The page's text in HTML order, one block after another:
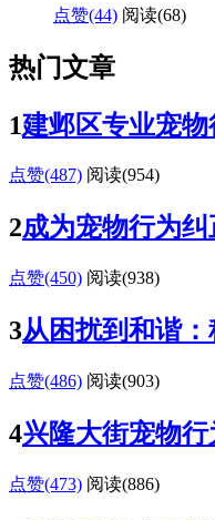
点赞(44) 阅读(68)
热门文章
1建邺区专业宠
点赞(487) 阅读(954)
2成为宠物行为
点赞(450) 阅读(938)
3从困扰到和谐
点赞(486) 阅读(903)
4兴隆大街宠物
点赞(473) 阅读(886)